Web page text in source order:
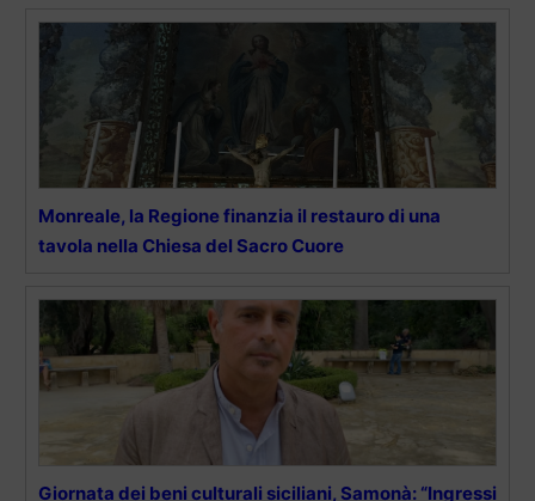
Monreale, la Regione finanzia il restauro di una
tavola nella Chiesa del Sacro Cuore
Giornata dei beni culturali siciliani, Samonà: “Ingressi